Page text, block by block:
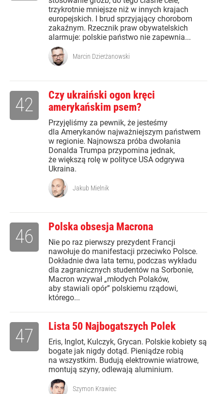
trzykrotnie mniejsze niż w innych krajach
europejskich. I brud sprzyjający chorobom
zakaźnym. Rzecznik praw obywatelskich
alarmuje: polskie państwo nie zapewnia...
Marcin Dzierżanowski
Czy ukraiński ogon kręci
amerykańskim psem?
Przyjęliśmy za pewnik, że jesteśmy
dla Amerykanów najważniejszym państwem
w regionie. Najnowsza próba dwołania
Donalda Trumpa przypomina jednak,
że większą rolę w polityce USA odgrywa
Ukraina.
42
Jakub Mielnik
Polska obsesja Macrona
Nie po raz pierwszy prezydent Francji
nawołuje do manifestacji przeciwko Polsce.
Dokładnie dwa lata temu, podczas wykładu
dla zagranicznych studentów na Sorbonie,
Macron wzywał „młodych Polaków,
aby stawiali opór” polskiemu rządowi,
którego...
46
Lista 50 Najbogatszych Polek
Eris, Inglot, Kulczyk, Grycan. Polskie kobiety są
bogate jak nigdy dotąd. Pieniądze robią
na wszystkim. Budują elektrownie wiatrowe,
montują szyny, odlewają aluminium.
47
Szymon Krawiec